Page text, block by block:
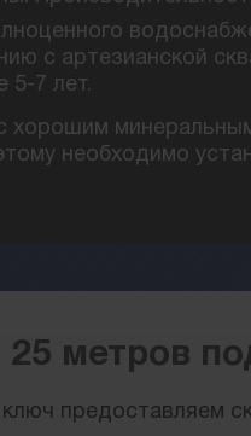
с артезианской
5-7 лет.
хорошим
необходимо
метров
предоставляем